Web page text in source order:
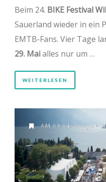
Beim 24. BIKE Festival
Sauerland wieder in ein
EMTB-Fans. Vier Tage
29. Maialles nur um …
WEITERLESEN
AM 09.01.2023 UM